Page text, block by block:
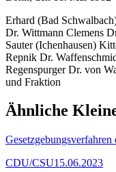
Erhard (Bad
Dr. Wittmann Clemens
Sauter (Ichenhausen)
Repnik Dr.
Regenspurger Dr. von
und Fraktion
Ähnliche
CDU/CSU15.06.2023